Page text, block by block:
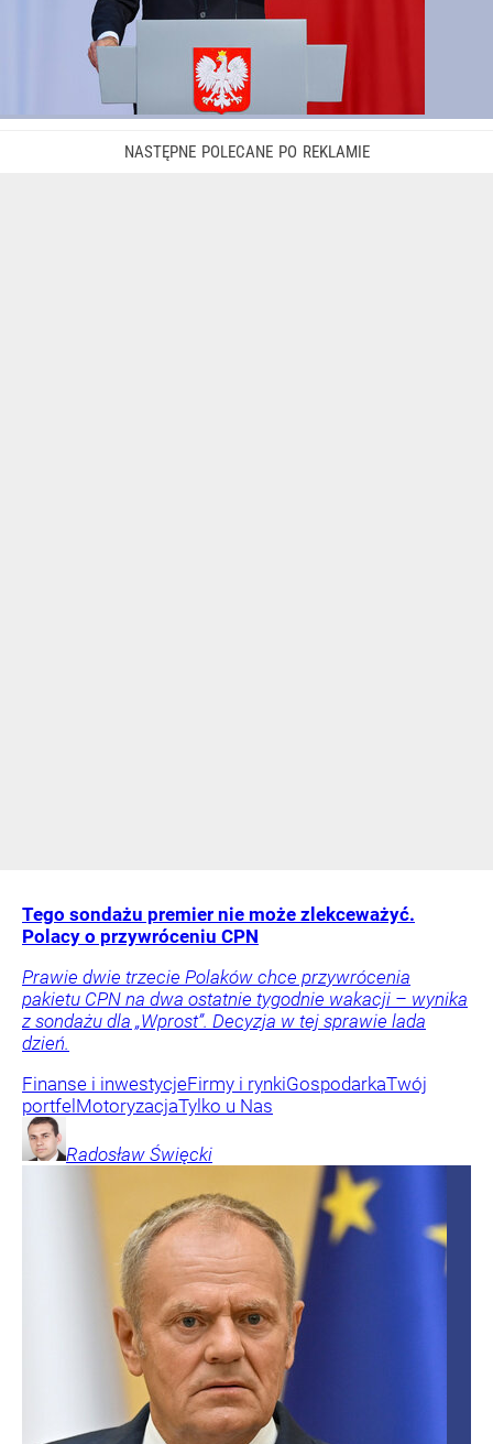
Tego sondażu premier nie może zlekceważyć.
Polacy o przywróceniu CPN
Prawie dwie trzecie Polaków chce przywrócenia
pakietu CPN na dwa ostatnie tygodnie wakacji – wynika
z sondażu dla „Wprost”. Decyzja w tej sprawie lada
dzień.
Finanse i inwestycjeFirmy i rynkiGospodarkaTwój
portfel MotoryzacjaTylko u Nas
Radosław Święcki